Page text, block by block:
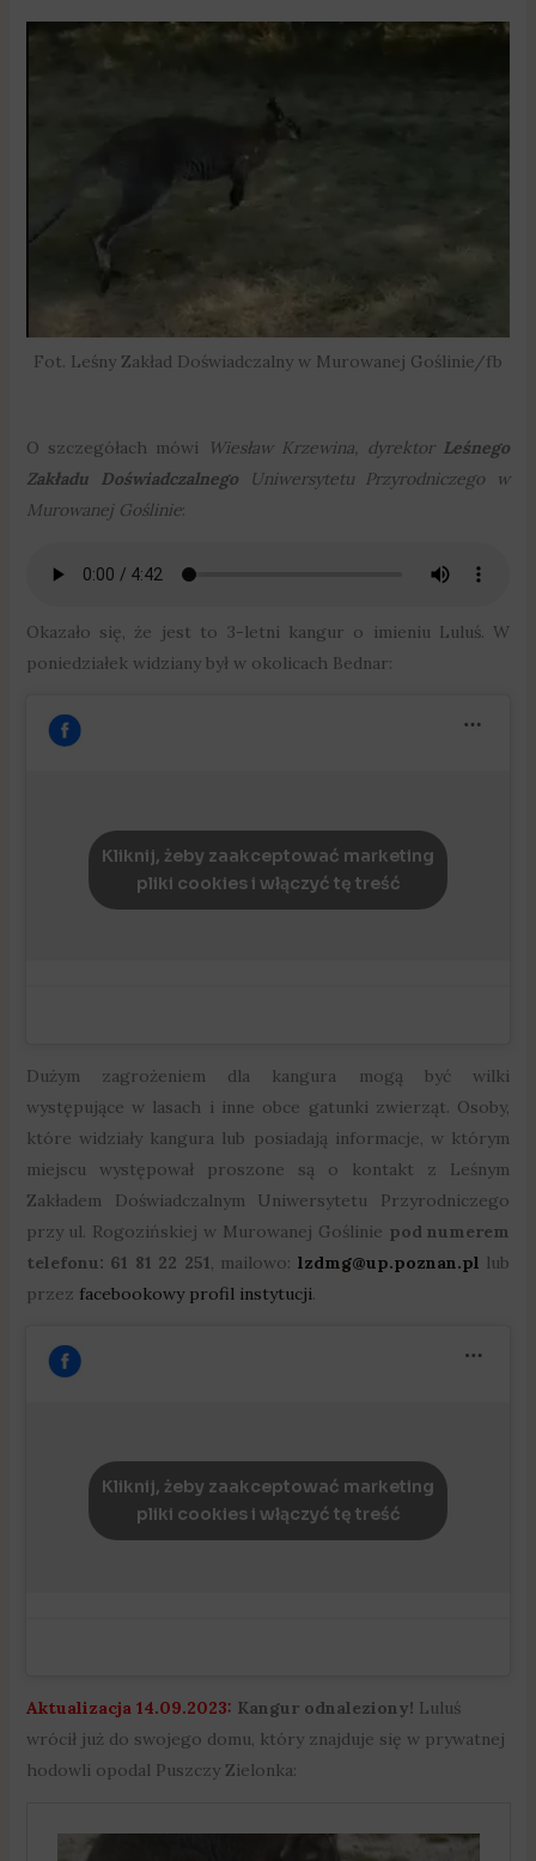
Fot. Leśny Zakład Doświadczalny w Murowanej Goślinie/fb
O szczegółach mówi Wiesław Krzewina, dyrektor Leśnego
Zakładu Doświadczalnego
Uniwersytetu Przyrodniczego w
Murowanej Goślinie:
Okazało się, że jest to 3-letni kangur o imieniu Luluś. W
poniedziałek widziany był w okolicach Bednar:
Kliknij, żeby zaakceptować marketing
pliki cookies i włączyć tę treść
Dużym zagrożeniem dla kangura mogą być wilki
występujące w lasach i inne obce gatunki zwierząt. Osoby,
które widziały kangura lub posiadają informacje, w którym
miejscu występował proszone są o kontakt z Leśnym
Zakładem Doświadczalnym Uniwersytetu Przyrodniczego
przy ul. Rogozińskiej w Murowanej Goślinie pod numerem
telefonu: 61 81 22 251, mailowo: lzdmg@up.poznan.pl lub
przez facebookowy profil instytucji.
Kliknij, żeby zaakceptować marketing
pliki cookies i włączyć tę treść
Aktualizacja 14.09.2023: Kangur odnaleziony! Luluś
wrócił już do swojego domu, który znajduje się w prywatnej
hodowli opodal Puszczy Zielonka: